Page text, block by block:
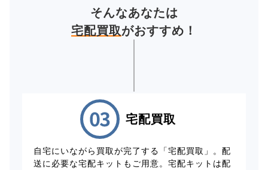
そんなあなたは
宅配買取がおすすめ！
宅配買取
自宅にいながら買取が完了する「宅配買取」。配
送に必要な宅配キットもご用意。宅配キットは配